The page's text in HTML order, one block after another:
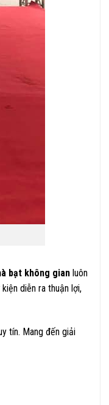
bạt không gian luôn
diễn ra thuận lợi,
tín. Mang đến giải